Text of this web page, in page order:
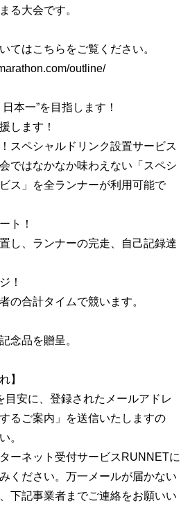
る大会です。
てはこちらをご覧ください。
outline/
本一”を目指します！
します！
スペシャルドリンク設置サービス
ではなかなか味わえない「スペシ
ス」を全ランナーが利用可能で
ト！
し、ランナーの完走、自己記録達
！
の合計タイムで競います。
念品を贈呈。
】
目安に、登録されたメールアドレ
るご案内」を送信いたしますの
。
ーネット受付サービスRUNNETに
ください。万一メールが届かない
下記事業者までご連絡をお願いい